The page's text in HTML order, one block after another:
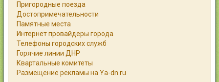
Справочник
Работа
Объявления
Помощь
Пригородные поезда
Достопримечательности
Памятные места
Интернет провайдеры города
Телефоны городских служб
Горячие линии ДНР
Квартальные комитеты
Размещение рекламы на Ya-dn.ru